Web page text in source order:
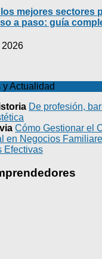
mejores sectores
a paso: guía
2026
Actualidad
De profesión,
Cómo Gestionar el
en Negocios
Efectivas